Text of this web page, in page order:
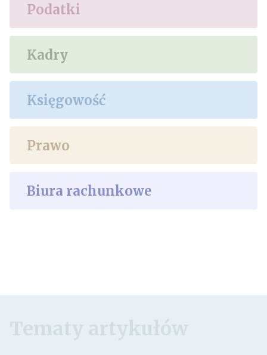
Podatki
Kadry
Księgowość
Prawo
Biura rachunkowe